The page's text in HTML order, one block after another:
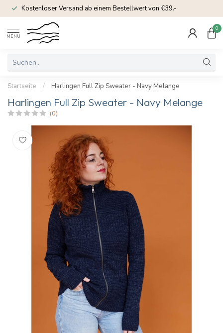
Kostenloser Versand ab einem Bestellwert von €39.-
MENU
0
Startseite / Harlingen Full Zip Sweater - Navy Melange
Harlingen Full Zip Sweater - Navy Melange
(0)